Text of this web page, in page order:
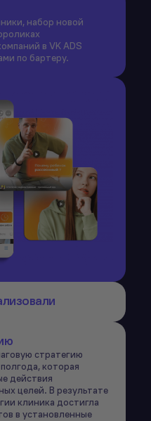
набор новой
в VK ADS
по бартеру.
стратегию
которая
действия
целей. В результате
клиника достигла
в установленные